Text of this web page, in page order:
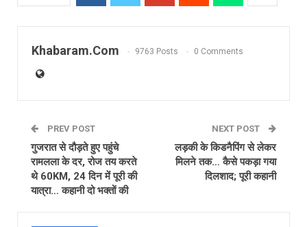
Khabaram.Com 9763 Posts 0 Comments
PREV POST
गुजरात से दौड़ते हुए पहुंचे
रामलला के दर, रोज तय करते
थे 60KM, 24 दिन में पूरी की
यात्रा… कहानी दो भक्तों की
NEXT POST
लड़की के किडनैपिंग से लेकर
मिलने तक… कैसे पकड़ा गया
दिलशाद; पूरी कहानी